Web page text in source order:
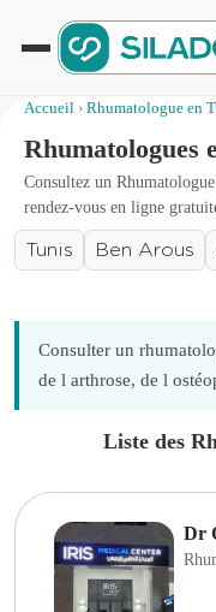
Accueil › Rhumatologue en
Rhumatologues
Consultez un
rendez-vous en ligne
Tunis Ben Arous
Consulter un
de l arthrose, de l
Liste des
Dr